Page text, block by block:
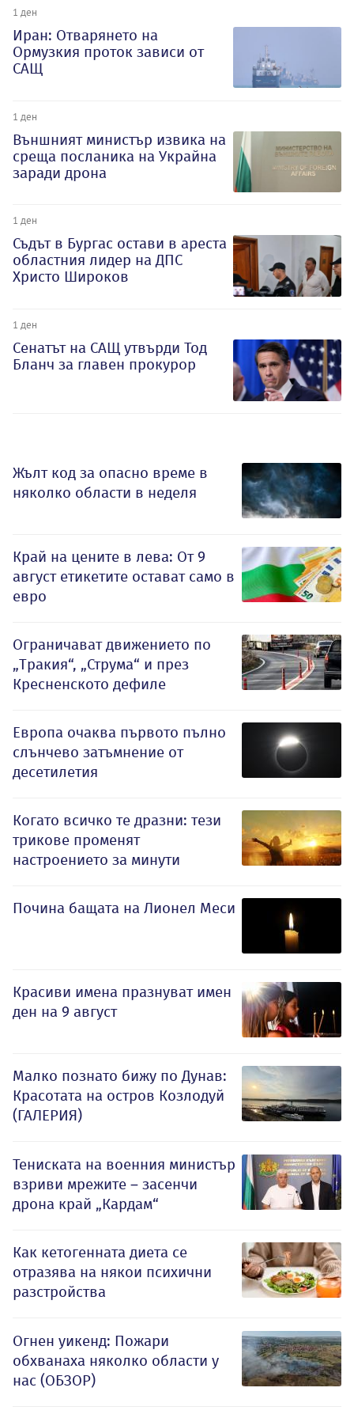
1 ден
Иран: Отварянето на
Ормузкия проток зависи от
САЩ
1 ден
Външният министър извика на
среща посланика на Украйна
заради дрона
1 ден
Съдът в Бургас остави в ареста
областния лидер на ДПС
Христо Широков
1 ден
Сенатът на САЩ утвърди Тод
Бланч за главен прокурор
Жълт код за опасно време в
няколко области в неделя
Край на цените в лева: От 9
август етикетите остават само в
евро
Ограничават движението по
„Тракия“, „Струма“ и през
Кресненското дефиле
Европа очаква първото пълно
слънчево затъмнение от
десетилетия
Когато всичко те дразни: тези
трикове променят
настроението за минути
Почина бащата на Лионел Меси
Красиви имена празнуват имен
ден на 9 август
Малко познато бижу по Дунав:
Красотата на остров Козлодуй
(ГАЛЕРИЯ)
Тениската на военния министър
взриви мрежите – засенчи
дрона край „Кардам“
Как кетогенната диета се
отразява на някои психични
разстройства
Огнен уикенд: Пожари
обхванаха няколко области у
нас (ОБЗОР)